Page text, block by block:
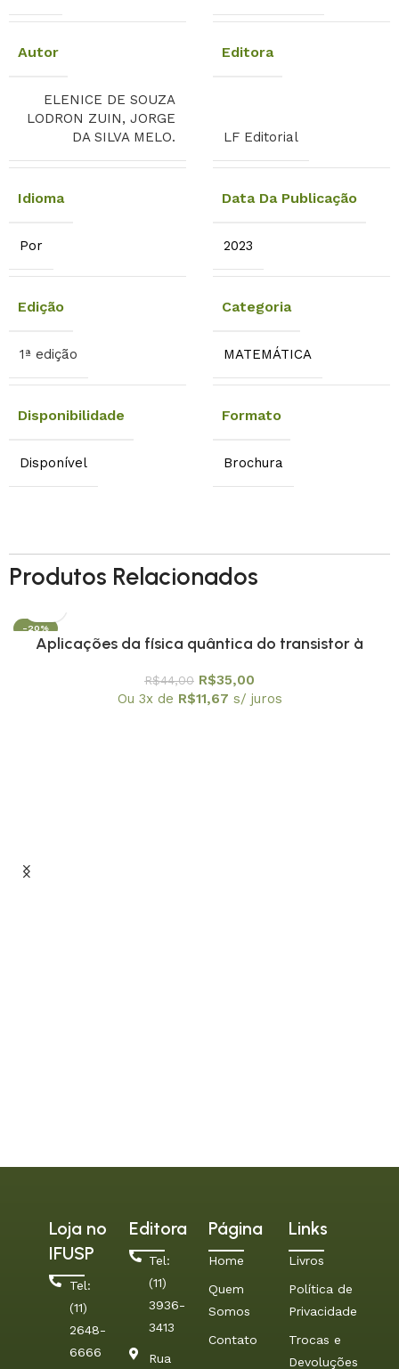
Autor
ELENICE DE SOUZA
LODRON ZUIN, JORGE
DA SILVA MELO.
Editora
LF Editorial
Idioma
Por
Data Da Publicação
2023
Edição
1ª edição
Categoria
MATEMÁTICA
Disponibilidade
Disponível
Formato
Brochura
Produtos Relacionados
-20%
Aplicações da física quântica do transistor à
/ SBF
R$44,00 R$35,00
Ou 3x de R$11,67 s/ juros
Loja no
IFUSP
Tel:
(11)
2648-
6666
Editora
Tel:
(11)
3936-
3413
Rua
Página
Home
Quem
Somos
Contato
Links
Livros
Política de
Privacidade
Trocas e
Devoluções